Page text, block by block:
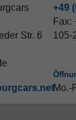
Str. 6
+49
Fax:
105-
Mo.-